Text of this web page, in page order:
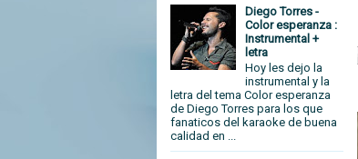
Diego Torres -
Color esperanza :
Instrumental +
letra
Hoy les dejo la
instrumental y la
letra del tema Color esperanza
de Diego Torres para los que
fanaticos del karaoke de buena
calidad en ...